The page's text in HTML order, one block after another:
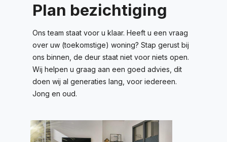
Plan bezichtiging
Ons team staat voor u klaar. Heeft u een vraag
over uw (toekomstige) woning? Stap gerust bij
ons binnen, de deur staat niet voor niets open.
Wij helpen u graag aan een goed advies, dit
doen wij al generaties lang, voor iedereen.
Jong en oud.